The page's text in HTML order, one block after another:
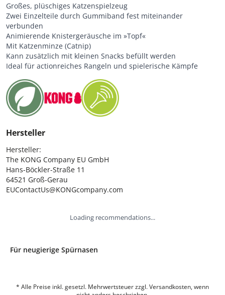
Großes, plüschiges Katzenspielzeug
Zwei Einzelteile durch Gummiband fest miteinander
verbunden
Animierende Knistergeräusche im »Topf«
Mit Katzenminze (Catnip)
Kann zusätzlich mit kleinen Snacks befüllt werden
Ideal für actionreiches Rangeln und spielerische Kämpfe
Hersteller
Hersteller:
The KONG Company EU GmbH
Hans-Böckler-Straße 11
64521 Groß-Gerau
EUContactUs@KONGcompany.com
Loading recommendations...
Für neugierige Spürnasen
* Alle Preise inkl. gesetzl. Mehrwertsteuer zzgl. Versandkosten, wenn